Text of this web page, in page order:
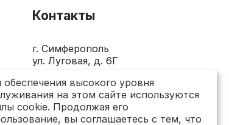
Контакты
г. Симферополь
ул. Луговая, д. 6Г
+7(978)281-0-281
Пн-Пт 10.00 - 18.00
send@topsto-crimea.ru
обеспечения высокого уровня
на этом сайте используются
cookie. Продолжая его
вы соглашаетесь с тем, что